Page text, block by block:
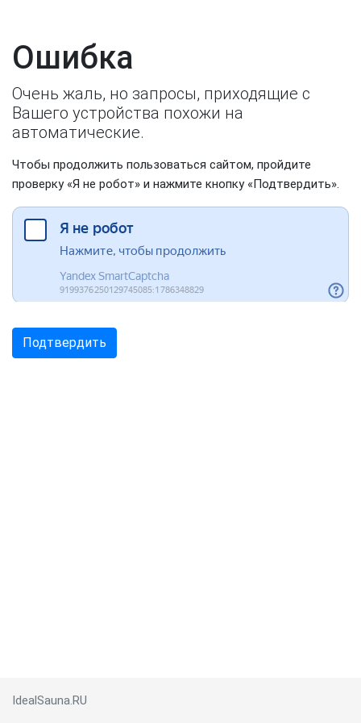
Ошибка
Очень жаль, но запросы, приходящие с
Вашего устройства похожи на
автоматические.
Чтобы продолжить пользоваться сайтом, пройдите
проверку «Я не робот» и нажмите кнопку «Подтвердить».
IdealSauna.RU